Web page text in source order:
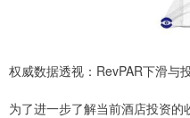
权威数据透视：RevPAR下滑与
为了进一步了解当前酒店投资